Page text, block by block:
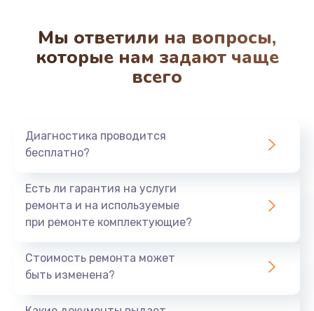
Мы ответили на вопросы,
которые нам задают чаще
всего
Диагностика проводится
бесплатно?
Есть ли гарантия на услуги
ремонта и на используемые
при ремонте комплектующие?
Стоимость ремонта может
быть изменена?